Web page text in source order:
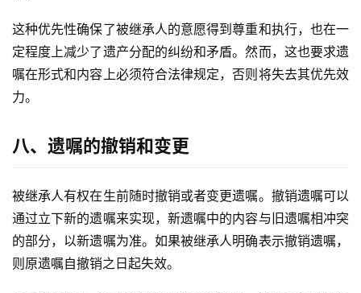
这种优先性确保了被继承人的意愿得到尊重和执行，也在一
定程度上减少了遗产分配的纠纷和矛盾。然而，这也要求遗
嘱在形式和内容上必须符合法律规定，否则将失去其优先效
力。
八、遗嘱的撤销和变更
被继承人有权在生前随时撤销或者变更遗嘱。撤销遗嘱可以
通过立下新的遗嘱来实现，新遗嘱中的内容与旧遗嘱相冲突
的部分，以新遗嘱为准。如果被继承人明确表示撤销遗嘱，
则原遗嘱自撤销之日起失效。